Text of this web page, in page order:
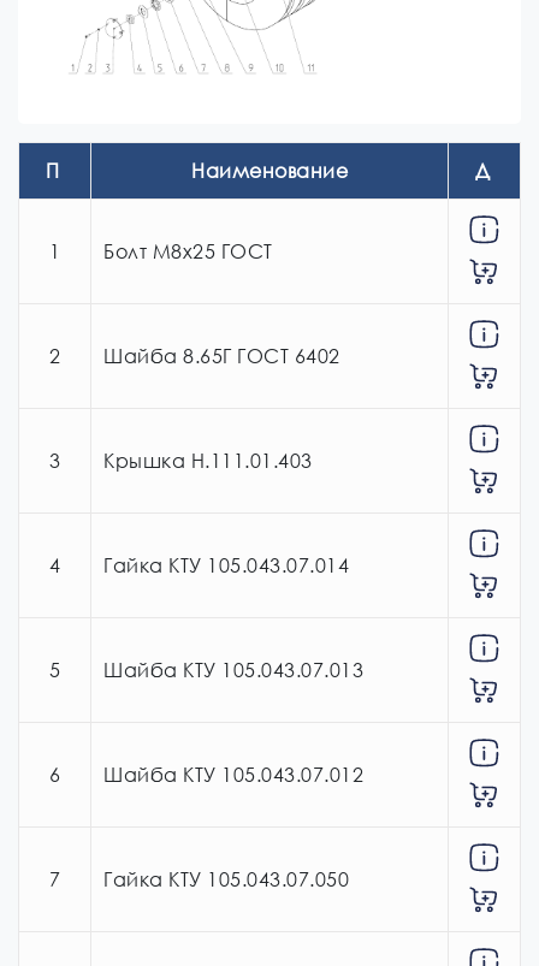
П Наименование Д
1 Болт М8х25 ГОСТ
2 Шайба 8.65Г ГОСТ 6402
3 Крышка Н.111.01.403
4 Гайка КТУ 105.043.07.014
5 Шайба КТУ 105.043.07.013
6 Шайба КТУ 105.043.07.012
7 Гайка КТУ 105.043.07.050